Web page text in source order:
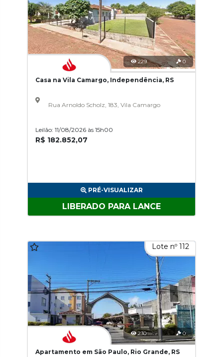
229 0
Casa na Vila Camargo, Independência, RS
Rua Arnoldo Scholz, 183, Vila Camargo
Leilão: 11/08/2026 às 15h00
R$ 182.852,07
PRÉ-VISUALIZAR
LIBERADO PARA LANCE
Lote nº 112
230 0
Apartamento em São Paulo, Rio Grande, RS